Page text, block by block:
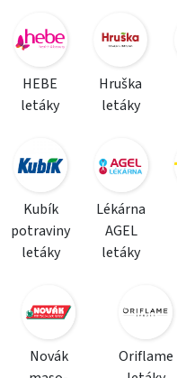
HEBE
letáky
Hruška
letáky
Kubík
potraviny
letáky
Lékárna
AGEL
letáky
Novák
Oriflame